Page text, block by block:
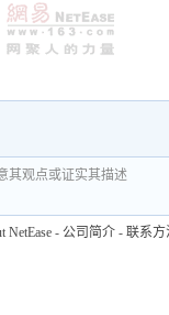
其观点或证实其描述
NetEase - 公司简介 - 联系方